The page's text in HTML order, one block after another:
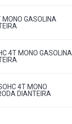
GASOLINA
4T MONO GASOLINA
4T MONO
DIANTEIRA